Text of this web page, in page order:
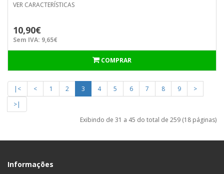
VER CARACTERÍSTICAS
10,90€
Sem IVA: 9,65€
COMPRAR
|< < 1 2 3 4 5 6 7 8 9
>
>|
Exibindo de 31 a 45 do total de 259 (18 páginas)
Informações